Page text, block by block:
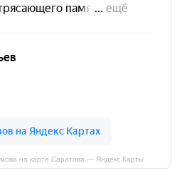
на карте Саратова — Яндекс Карты